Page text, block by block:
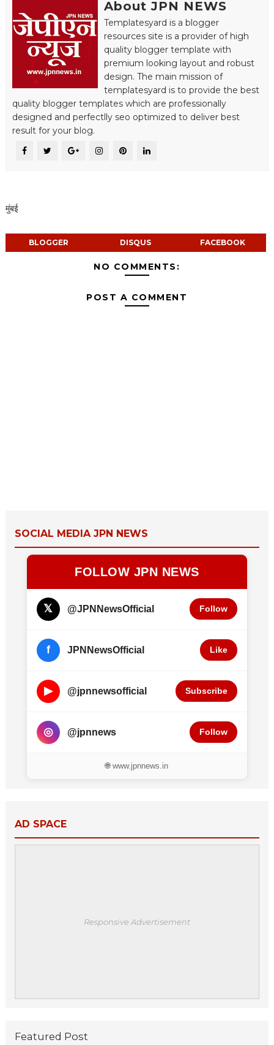
About JPN NEWS
Templatesyard is a blogger
resources site is a provider of high
quality blogger template with
premium looking layout and robust
design. The main mission of
templatesyard is to provide the best
quality blogger templates which are professionally
designed and perfectlly seo optimized to deliver best
result for your blog.
मुंबई
BLOGGER DISQUS FACEBOOK
NO COMMENTS:
POST A COMMENT
SOCIAL MEDIA JPN NEWS
FOLLOW JPN NEWS
𝕏 @JPNNewsOfficial Follow
f JPNNewsOfficial Like
▶ @jpnnewsofficial Subscribe
◎ @jpnnews Follow
🌐 www.jpnnews.in
AD SPACE
Responsive Advertisement
Featured Post